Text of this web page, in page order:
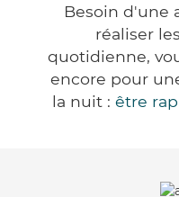
Besoin d'une
réaliser
quotidienne,
encore pour
la nuit : être